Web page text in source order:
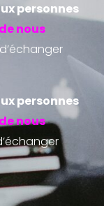
personnes
nous
personnes
nous